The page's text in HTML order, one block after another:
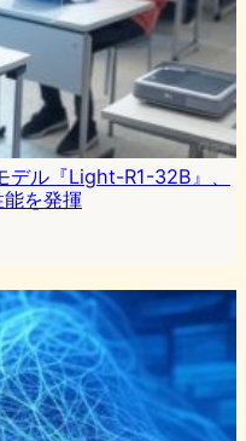
ル『Light-R1-32B』、
を発揮